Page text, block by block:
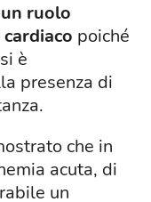
ruolo
poiché
è
presenza di
che in
acuta, di
un